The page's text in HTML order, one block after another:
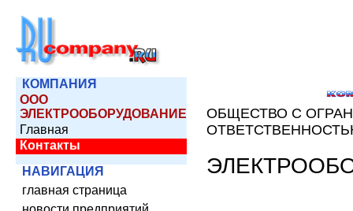
КОМПАНИЯ
ООО
ЭЛЕКТРООБОРУДОВАНИЕ
Главная
Контакты
НАВИГАЦИЯ
главная страница
ОБЩЕСТВО С